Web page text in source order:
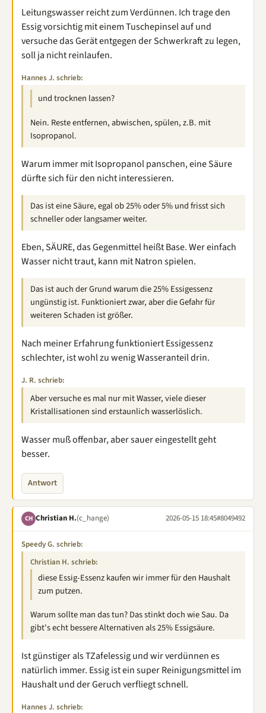
Leitungswasser reicht zum Verdünnen. Ich trage den
Essig vorsichtig mit einem Tuschepinsel auf und
versuche das Gerät entgegen der Schwerkraft zu legen,
soll ja nicht reinlaufen.
Hannes J. schrieb:
und trocknen lassen?
Nein. Reste entfernen, abwischen, spülen, z.B. mit
Isopropanol.
Warum immer mit Isopropanol panschen, eine Säure
dürfte sich für den nicht interessieren.
Das ist eine Säure, egal ob 25% oder 5% und frisst sich
schneller oder langsamer weiter.
Eben, SÄURE, das Gegenmittel heißt Base. Wer einfach
Wasser nicht traut, kann mit Natron spielen.
Das ist auch der Grund warum die 25% Essigessenz
ungünstig ist. Funktioniert zwar, aber die Gefahr für
weiteren Schaden ist größer.
Nach meiner Erfahrung funktioniert Essigessenz
schlechter, ist wohl zu wenig Wasseranteil drin.
J. R. schrieb:
Aber versuche es mal nur mit Wasser, viele dieser
Kristallisationen sind erstaunlich wasserlöslich.
Wasser muß offenbar, aber sauer eingestellt geht
besser.
Antwort
CH Christian H.(c_hange) 2026-05-15 18:45#8049492
Speedy G. schrieb:
Christian H. schrieb:
diese Essig-Essenz kaufen wir immer für den Haushalt
zum putzen.
Warum sollte man das tun? Das stinkt doch wie Sau. Da
gibt's echt bessere Alternativen als 25% Essigsäure.
Ist günstiger als TZafelessig und wir verdünnen es
natürlich immer. Essig ist ein super Reinigungsmittel im
Haushalt und der Geruch verfliegt schnell.
Hannes J. schrieb: